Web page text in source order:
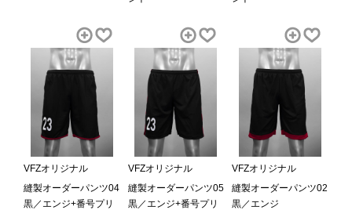
VFZオリジナル
縫製オーダーパンツ04
黒／エンジ+番号プリ
VFZオリジナル
縫製オーダーパンツ05
黒／エンジ+番号プリ
VFZオリジナル
縫製オーダーパンツ02
黒／エンジ